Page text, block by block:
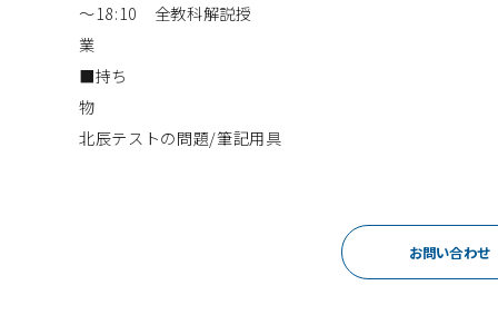
～18:10 全教科解説授
■持ち
北辰テストの問題/筆記用具
お問い合わせ